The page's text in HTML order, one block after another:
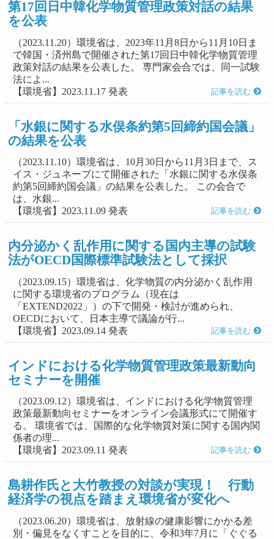
第17回日中韓化学物質管理政策対話の結果
を公表
（2023.11.20）環境省は、2023年11月8日から11月10日ま
で韓国・済州島で開催された第17回日中韓化学物質管理
政策対話の結果を公表した。 専門家会合では、同一試験
法によ...
【環境省】2023.11.17 発表
記事を読む
「水銀に関する水俣条約第5回締約国会議」
の結果を公表
（2023.11.10）環境省は、10月30日から11月3日まで、ス
イス・ジュネーブにて開催された「水銀に関する水俣条
約第5回締約国会議」の結果を公表した。 この会合で
は、水銀...
【環境省】2023.11.09 発表
記事を読む
内分泌かく乱作用に関する国内主導の試験
法がOECD国際標準試験法として採択
（2023.09.15）環境省は、化学物質の内分泌かく乱作用
に関する環境省のプログラム（現在は
「EXTEND2022」）の下で開発・検討が進められ、
OECDにおいて、日本主導で議論が行...
【環境省】2023.09.14 発表
記事を読む
インドにおける化学物質管理政策最新動向
セミナーを開催
（2023.09.12）環境省は、インドにおける化学物質管理
政策最新動向セミナーをオンライン会議形式にて開催す
る。 環境省では、国際的な化学物質対策に関する国内関
係者の理...
【環境省】2023.09.11 発表
記事を読む
島耕作氏と大竹教授の対談が実現！ 行動
経済学の視点を踏まえ環境省が変化へ
（2023.06.20）環境省は、放射線の健康影響にかかる差
別・偏見をなくすことを目的に、令和3年7月に「ぐぐる